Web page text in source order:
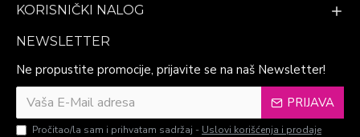
KORISNIČKI NALOG
NEWSLETTER
Ne propustite promocije, prijavite se na naš Newsletter!
PRIJAVA
Pročitao/la sam i prihvatam sadržaj - Uslovi korišćenja i prodaje